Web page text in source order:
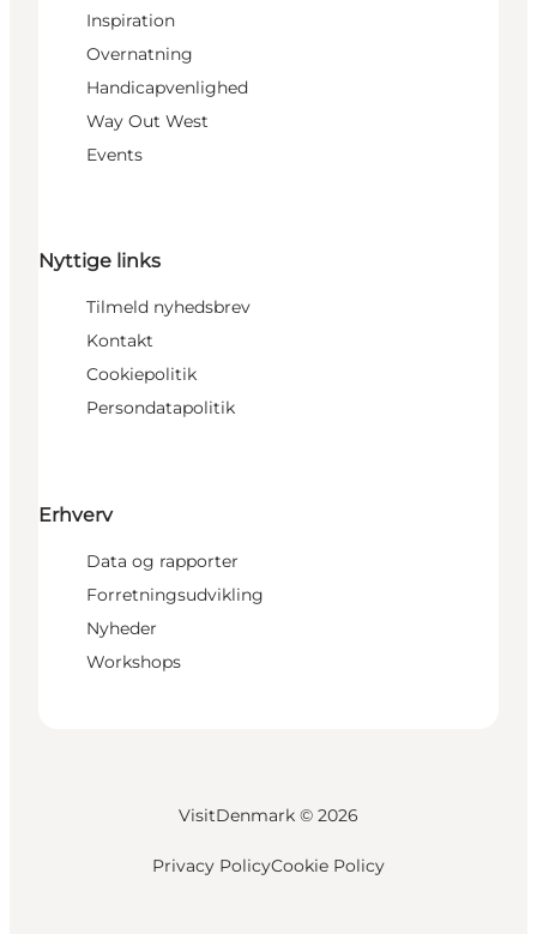
Inspiration
Overnatning
Handicapvenlighed
Way Out West
Events
Nyttige links
Tilmeld nyhedsbrev
Kontakt
Cookiepolitik
Persondatapolitik
Erhverv
Data og rapporter
Forretningsudvikling
Nyheder
Workshops
VisitDenmark © 2026
Privacy PolicyCookie Policy